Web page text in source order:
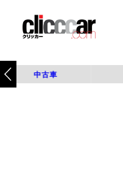
中古車